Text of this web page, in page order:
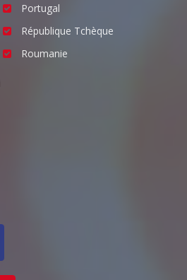
Portugal
République Tchèque
Roumanie